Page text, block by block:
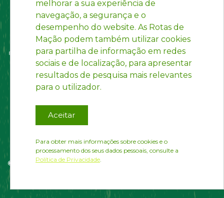
© Rotas de Mação | Developed by
melhorar a sua experiência de
navegação, a segurança e o
desempenho do website. As Rotas de
Mação podem também utilizar cookies
para partilha de informação em redes
sociais e de localização, para apresentar
resultados de pesquisa mais relevantes
para o utilizador.
Aceitar
Para obter mais informações sobre cookies e o
processamento dos seus dados pessoais, consulte a
Política de Privacidade.